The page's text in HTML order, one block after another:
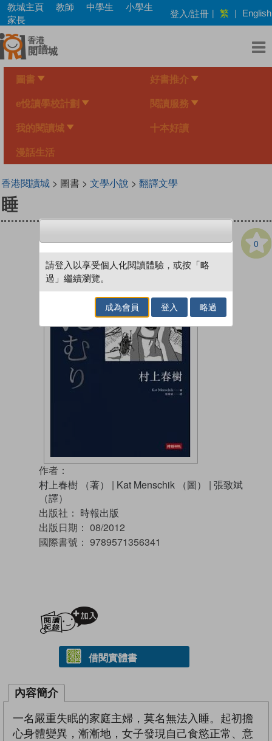
Skip
main
content
教城主頁 教師 中學生
小學生
家長
登入/註冊 | 繁 | English
圖書 好書推介
e悅讀學校計劃 閱讀服務
我的閱讀城 十本好讀
漫話生活
香港閱讀城> 圖書 > 文學小說 > 翻譯文學
睡
0
作者：
村上春樹 （著）
| Kat Menschik （圖） | 張致斌
（譯）
出版社： 時報出版
出版日期： 08/2012
國際書號： 9789571356341
借閱實體書
內容簡介
一名嚴重失眠的家庭主婦，莫名無法入睡。起初擔
心身體變異，漸漸地，女子發現自己食慾正常、意
請登入以享受個人化閱讀體驗，或按「略
過」繼續瀏覽。
成為會員 登入 略過